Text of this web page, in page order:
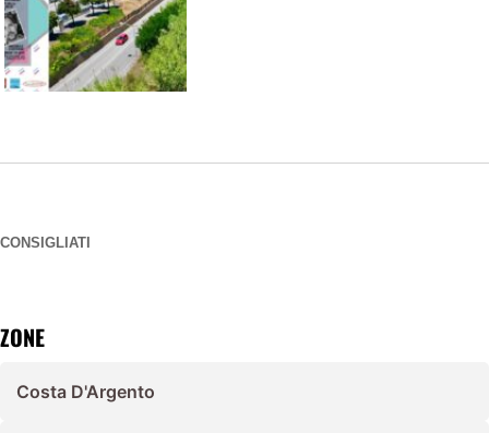
CONSIGLIATI
ZONE
Costa D'Argento